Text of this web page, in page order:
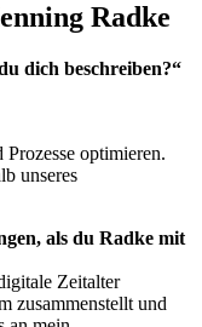
Radke
dich beschreiben?“
optimieren.
unseres
als du Radke mit
Zeitalter
zusammenstellt und